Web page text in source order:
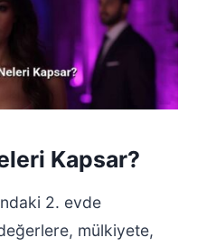
Kapsar?
2. evde
mülkiyete,